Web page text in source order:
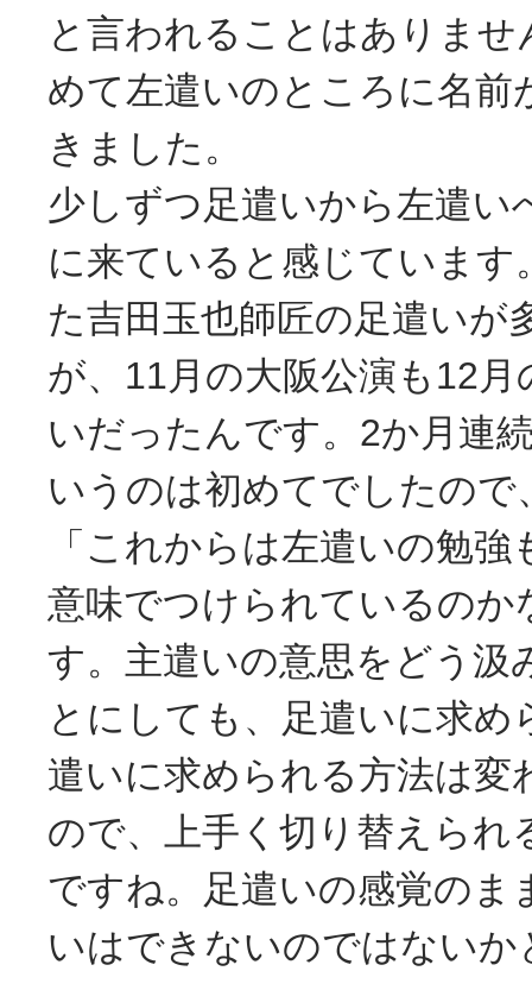
と言われることはありま
めて左遣いのところに名前
きました。
少しずつ足遣いから左遣い
に来ていると感じています
た吉田玉也師匠の足遣いが
が、11月の大阪公演も12月
いだったんです。2か月連
いうのは初めてでしたので
「これからは左遣いの勉
意味でつけられているのか
す。主遣いの意思をどう汲
とにしても、足遣いに求め
遣いに求められる方法は変
ので、上手く切り替えられ
ですね。足遣いの感覚のま
いはできないのではないか